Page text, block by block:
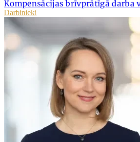
Kompensācijas brīvprātīgā darba
Darbinieki